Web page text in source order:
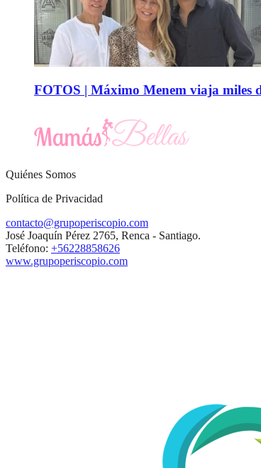
FOTOS | Máximo Menem viaja miles
Quiénes Somos
Política de Privacidad
contacto@grupoperiscopio.com
José Joaquín Pérez 2765, Renca - Santiago.
Teléfono: +56228858626
www.grupoperiscopio.com